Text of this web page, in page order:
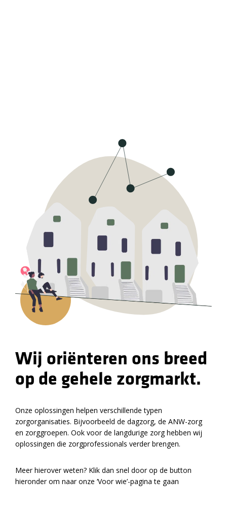
Wij oriënteren ons breed
op de gehele zorgmarkt.
Onze oplossingen helpen verschillende typen
zorgorganisaties. Bijvoorbeeld de dagzorg, de ANW-zorg
en zorggroepen. Ook voor de langdurige zorg hebben wij
oplossingen die zorgprofessionals verder brengen.
Meer hierover weten? Klik dan snel door op de button
hieronder om naar onze ‘Voor wie’-pagina te gaan